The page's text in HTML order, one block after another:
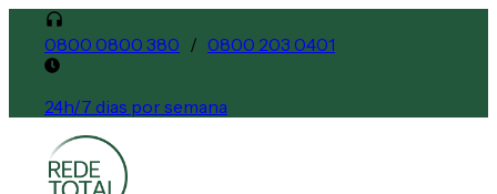
0800 0800 380 / 0800 203 0401
24h/7 dias por semana